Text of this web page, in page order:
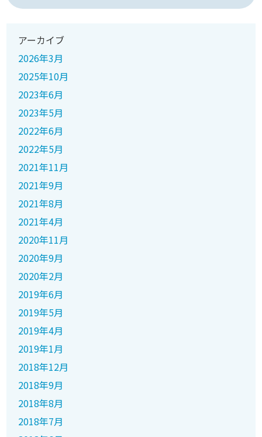
アーカイブ
2026年3月
2025年10月
2023年6月
2023年5月
2022年6月
2022年5月
2021年11月
2021年9月
2021年8月
2021年4月
2020年11月
2020年9月
2020年2月
2019年6月
2019年5月
2019年4月
2019年1月
2018年12月
2018年9月
2018年8月
2018年7月